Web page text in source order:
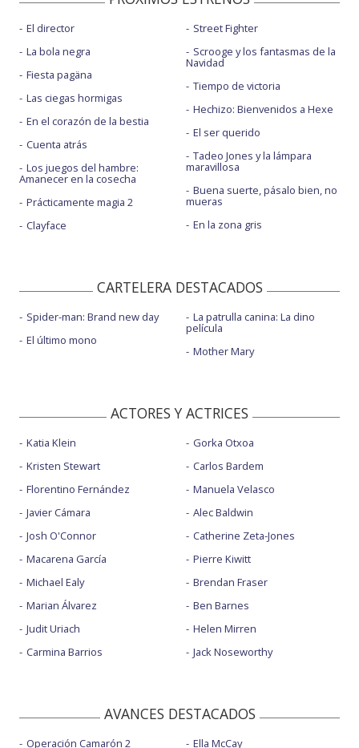
El director
La bola negra
Fiesta pagäna
Las ciegas hormigas
En el corazón de la bestia
Cuenta atrás
Los juegos del hambre:
Amanecer en la cosecha
Prácticamente magia 2
Clayface
Street Fighter
Scrooge y los fantasmas de la
Navidad
Tiempo de victoria
Hechizo: Bienvenidos a Hexe
El ser querido
Tadeo Jones y la lámpara
maravillosa
Buena suerte, pásalo bien, no
mueras
En la zona gris
CARTELERA DESTACADOS
Spider-man: Brand new day
El último mono
La patrulla canina: La dino
película
Mother Mary
ACTORES Y ACTRICES
Katia Klein
Kristen Stewart
Florentino Fernández
Javier Cámara
Josh O'Connor
Macarena García
Michael Ealy
Marian Álvarez
Judit Uriach
Carmina Barrios
Gorka Otxoa
Carlos Bardem
Manuela Velasco
Alec Baldwin
Catherine Zeta-Jones
Pierre Kiwitt
Brendan Fraser
Ben Barnes
Helen Mirren
Jack Noseworthy
AVANCES DESTACADOS
Operación Camarón 2
Ella McCay